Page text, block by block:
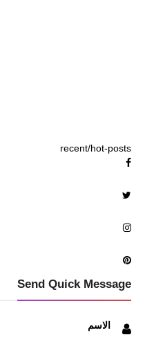
recent/hot-posts
Send Quick Message
الاسم